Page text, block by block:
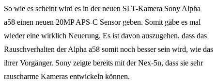
So wie es scheint wird es in der neuen SLT-Kamera Sony Alpha
a58 einen neuen 20MP APS-C Sensor geben. Somit gäbe es mal
wieder eine wirklich Neuerung. Es ist davon auszugehen, dass das
Rauschverhalten der Alpha a58 somit noch besser sein wird, wie das
ihrer Vorgänger. Sony zeigte bereits mit der Nex-5n, dass sie sehr
rauscharme Kameras entwickeln können.